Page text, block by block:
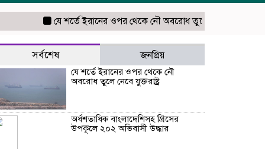
যে শর্তে ইরানের ওপর থেকে নৌ অবরোধ তুলে নেবে যুক্তরাষ্ট্র
সর্বশেষ জনপ্রিয়
যে শর্তে ইরানের ওপর থেকে নৌ
অবরোধ তুলে নেবে যুক্তরাষ্ট্র
অর্ধশতাধিক বাংলাদেশিসহ গ্রিসের
উপকূলে ২০২ অভিবাসী উদ্ধার